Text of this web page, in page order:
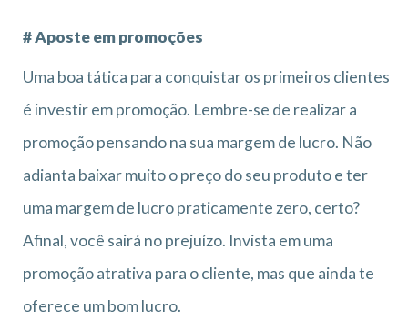
# Aposte em promoções
Uma boa tática para conquistar os primeiros clientes
é investir em promoção. Lembre-se de realizar a
promoção pensando na sua margem de lucro. Não
adianta baixar muito o preço do seu produto e ter
uma margem de lucro praticamente zero, certo?
Afinal, você sairá no prejuízo. Invista em uma
promoção atrativa para o cliente, mas que ainda te
oferece um bom lucro.